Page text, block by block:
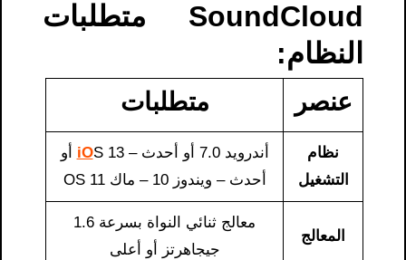
SoundCloud​ متطلبات
النظام:
عنصر متطلبات
نظام
التشغيل
أندرويد 7.0 أو أحدث – iO S 13 أو
أحدث – ويندوز 10 – ماك OS 11
المعالج
معالج ثنائي النواة بسرعة 1.6
جيجاهرتز أو أعلى